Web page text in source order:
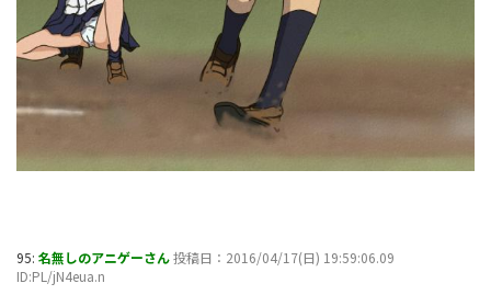
95: 名無しのアニゲーさん投稿日：2016/04/17(日) 19:59:06.09
ID:PL/jN4eua.n